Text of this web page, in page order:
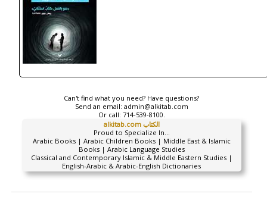
Can't find what you need? Have questions?
Send an email: admin@alkitab.com
Or call: 714-539-8100.
alkitab.com الكتاب
Proud to Specialize In...
Arabic Books | Arabic Children Books | Middle East & Islamic
Books | Arabic Language Studies
Classical and Contemporary Islamic & Middle Eastern Studies |
English-Arabic & Arabic-English Dictionaries